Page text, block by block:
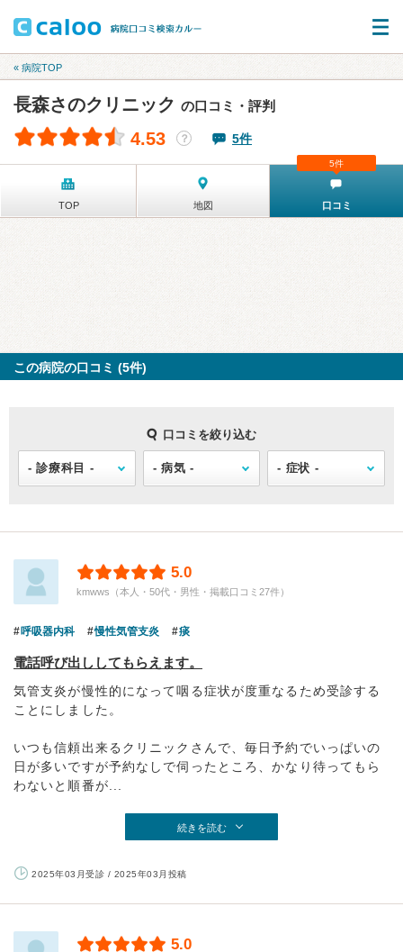
« 病院TOP
長森さのクリニック の口コミ・評判
4.53 ？ 5件
TOP 地図 口コミ
5件
この病院の口コミ (5件)
口コミを絞り込む
5.0
kmwws（本人・50代・男性・掲載口コミ27件）
呼吸器内科 慢性気管支炎 痰
電話呼び出ししてもらえます。
気管支炎が慢性的になって咽る症状が度重なるため受診する
ことにしました。
いつも信頼出来るクリニックさんで、毎日予約でいっぱいの
日が多いですが予約なしで伺ったところ、かなり待ってもら
わないと順番が...
続きを読む
2025年03月受診 / 2025年03月投稿
5.0